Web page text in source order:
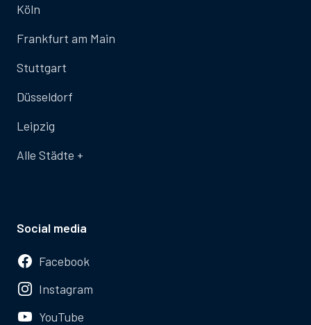
Köln
Frankfurt am Main
Stuttgart
Düsseldorf
Leipzig
Alle Städte +
Social media
Facebook
Instagram
YouTube